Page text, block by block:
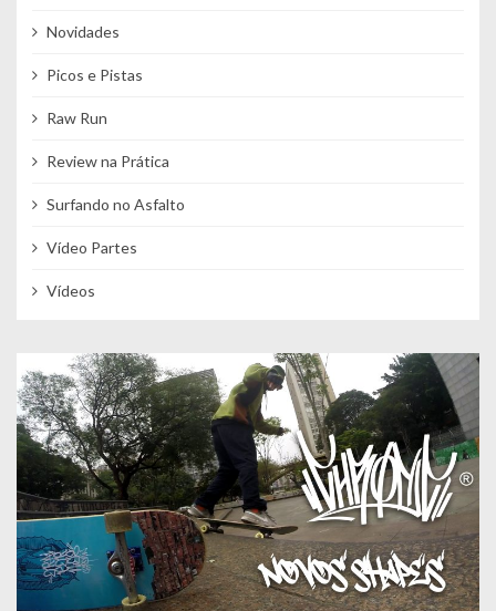
Novidades
Picos e Pistas
Raw Run
Review na Prática
Surfando no Asfalto
Vídeo Partes
Vídeos